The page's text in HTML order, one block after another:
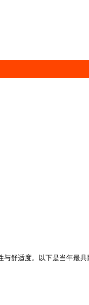
舒适度。以下是当年最